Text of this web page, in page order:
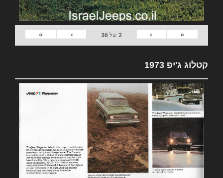
«
‹
2של36
›
»
קטלוג ג'יפ 1973